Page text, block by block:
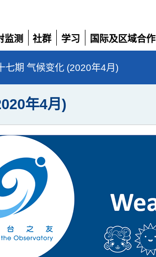
监测
社群
展
开
学习
展
开
国际及区域合作
展
开
七期 气候变化 (2020年4月)
年4月)